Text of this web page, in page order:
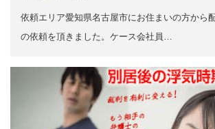
依頼エリア愛知県名古屋市にお住まいの方から
の依頼を頂きました。ケース会社員…